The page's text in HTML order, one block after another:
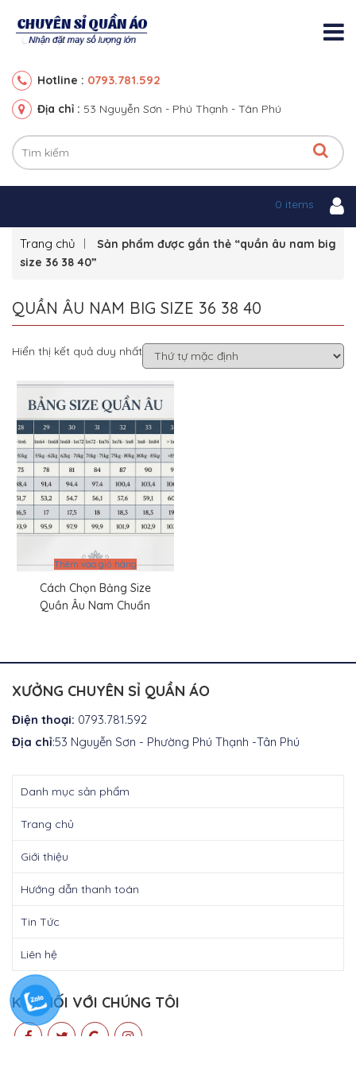
Hotline : 0793.781.592
Địa chỉ : 53 Nguyễn Sơn - Phú Thạnh - Tân Phú
0 items
Trang chủ
Sản phẩm được gắn thẻ “quần âu nam big
size 36 38 40”
QUẦN ÂU NAM BIG SIZE 36 38 40
Hiển thị kết quả duy nhất
Thêm vào giỏ hàng
Cách Chọn Bảng Size
Quần Âu Nam Chuẩn
XƯỞNG CHUYÊN SỈ QUẦN ÁO
Điện thoại: 0793.781.592
Địa chỉ:53 Nguyễn Sơn - Phường Phú Thạnh -Tân Phú
Danh mục sản phẩm
Trang chủ
Giới thiệu
Hướng dẫn thanh toán
Tin Tức
Liên hệ
KẾT NỐI VỚI CHÚNG TÔI